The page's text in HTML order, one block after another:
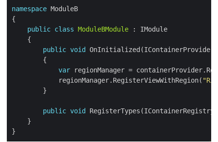
namespace
public class ModuleBModule
public void
var
            regionManager.RegisterViewWithRegion(
public void